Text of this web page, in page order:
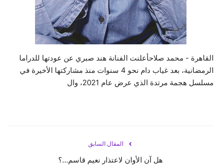
القاهرة - محمد صلاحأعلنت الفنانة هند صبري عن عودتها للدراما
الرمضانية، بعد غياب دام نحو 4 سنوات منذ مشاركتها الأخيرة في
مسلسل هجمة مرتدة الذي عرض عام 2021، وال
المقال السابق
هل آن الأوان لاعتذار نعيم قاسم…؟